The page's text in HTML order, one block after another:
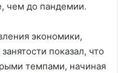
чем до пандемии.
экономики,
показал, что
темпами, начиная